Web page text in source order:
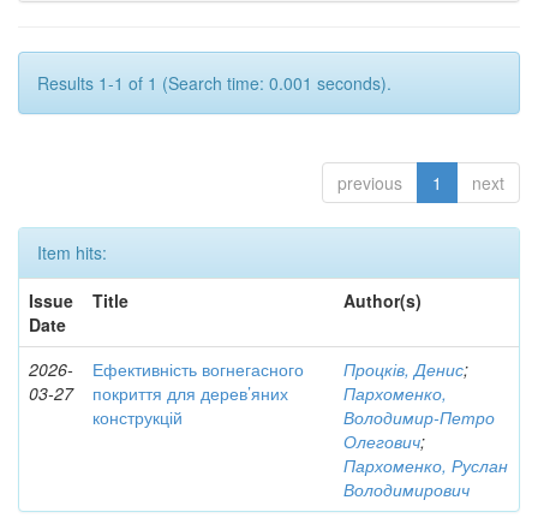
Results 1-1 of 1 (Search time: 0.001 seconds).
previous 1 next
Item hits:
Issue
Date
Title Author(s)
2026-
03-27
Ефективність вогнегасного
покриття для дерев’яних
конструкцій
Процків, Денис;
Пархоменко,
Володимир-Петро
Олегович;
Пархоменко, Руслан
Володимирович